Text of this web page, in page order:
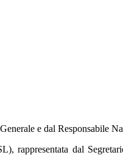
e dal Responsabile
dal Segretario